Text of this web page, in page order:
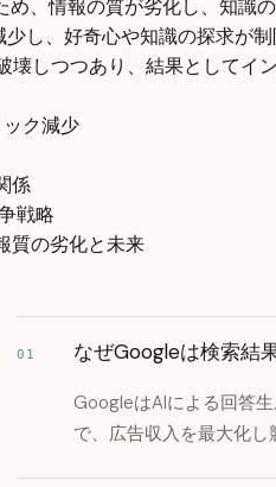
、情報の質が劣化し、知識の
し、好奇心や知識の探求が制
しつつあり、結果としてイ
ク減少
係
戦略
質の劣化と未来
01 なぜGoogleは検索結
GoogleはAIによる回答
で、広告収入を最大化し